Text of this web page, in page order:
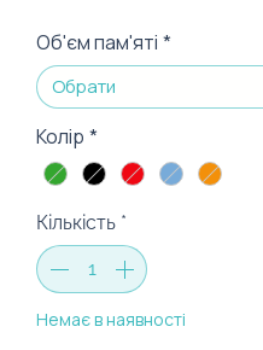
Об'єм пам'яті *
Колір *
Кількість *
Немає в наявності